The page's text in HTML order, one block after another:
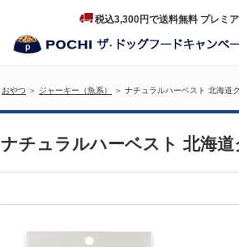
税込3,300円で送料無料 プレミ
おやつ ＞ ジャーキー（魚系） ＞ ナチュラルハーベスト 北海道
ナチュラルハーベスト 北海